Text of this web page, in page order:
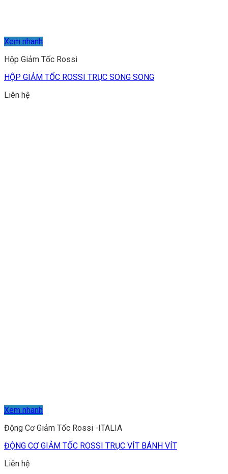
Xem nhanh
Hộp Giảm Tốc Rossi
HỘP GIẢM TỐC ROSSI TRỤC SONG SONG
Liên hệ
Xem nhanh
Động Cơ Giảm Tốc Rossi -ITALIA
ĐỘNG CƠ GIẢM TỐC ROSSI TRỤC VÍT BÁNH VÍT
Liên hệ